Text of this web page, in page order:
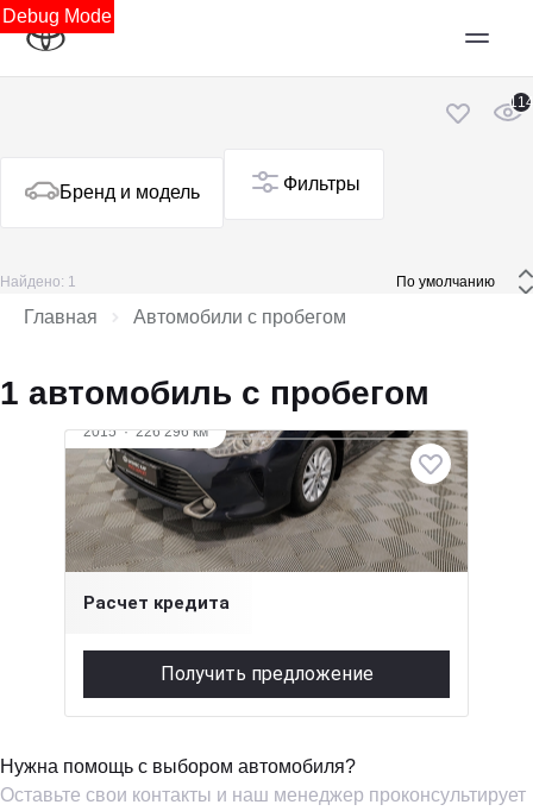
Debug Mode
114
Бренд и модель Фильтры
Найдено: 1
Главная Автомобили с пробегом
1 автомобиль с пробегом
2015·226 296 км
Toyota Camry
2 л (150 л.с.), АКПП, бензин, передний
1 549 000 ₽
Расчет кредита
Получить предложение
Нужна помощь с выбором автомобиля?
Оставьте свои контакты и наш менеджер проконсультирует